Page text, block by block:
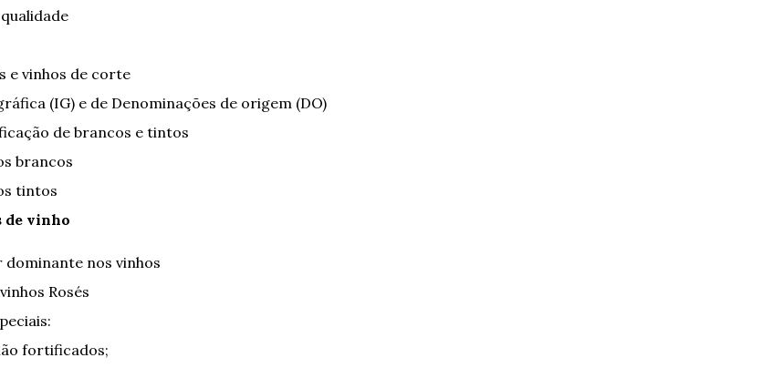
e vinhos de corte
(IG) e de Denominações de origem (DO)
de brancos e tintos
brancos
tintos
de vinho
nos vinhos
Rosés
fortificados;